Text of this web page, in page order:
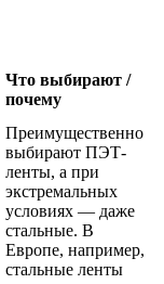
Что выбирают /
почему
Преимущественно
выбирают ПЭТ-
ленты, а при
экстремальных
условиях — даже
стальные. В
Европе, например,
стальные ленты